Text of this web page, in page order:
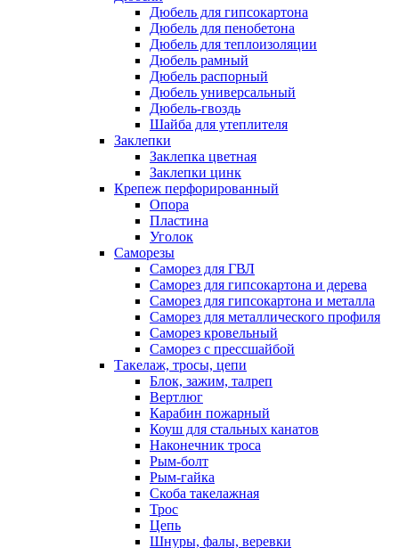
Дюбель для гипсокартона
Дюбель для пенобетона
Дюбель для теплоизоляции
Дюбель рамный
Дюбель распорный
Дюбель универсальный
Дюбель-гвоздь
Шайба для утеплителя
Заклепки
Заклепка цветная
Заклепки цинк
Крепеж перфорированный
Опора
Пластина
Уголок
Саморезы
Саморез для ГВЛ
Саморез для гипсокартона и дерева
Саморез для гипсокартона и металла
Саморез для металлического профиля
Саморез кровельный
Саморез с прессшайбой
Такелаж, тросы, цепи
Блок, зажим, талреп
Вертлюг
Карабин пожарный
Коуш для стальных канатов
Наконечник троса
Рым-болт
Рым-гайка
Скоба такелажная
Трос
Цепь
Шнуры, фалы, веревки